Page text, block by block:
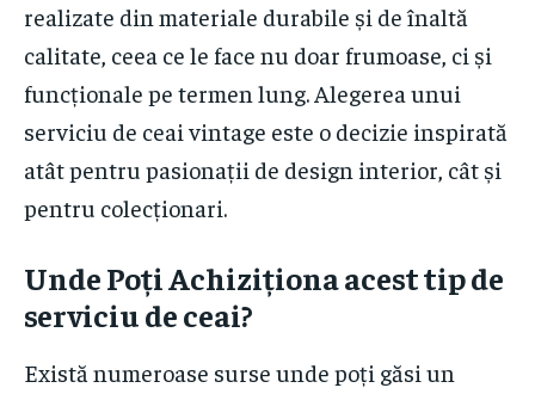
realizate din materiale durabile și de înaltă
calitate, ceea ce le face nu doar frumoase, ci și
funcționale pe termen lung. Alegerea unui
serviciu de ceai vintage este o decizie inspirată
atât pentru pasionații de design interior, cât și
pentru colecționari.
Unde Poți Achiziționa acest tip de
serviciu de ceai?
Există numeroase surse unde poți găsi un